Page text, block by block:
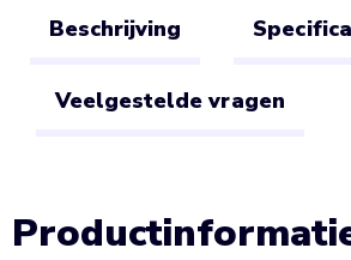
Beschrijving
Veelgestelde vragen